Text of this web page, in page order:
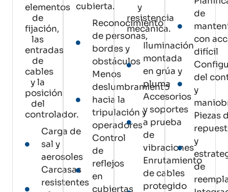
elementos
de
fijación,
las
entradas
de
cables
y la
posición
del
controlador.
Carga de
sal y
aerosoles
Carcasas
resistentes
cubierta.
Reconocimiento
de personas,
bordes y
obstáculos
Menos
deslumbramiento
hacia la
tripulación y
operadores
Control
de
reflejos
en
cubiertas
y
resistencia
mecánica.
Iluminación
montada
en grúa y
pluma
Accesorios
y soportes
a prueba
de
vibraciones
Enrutamiento
de cables
protegido
de
con
difícil
del
y
Piezas
y
de